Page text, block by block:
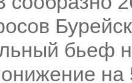
бьеф
на